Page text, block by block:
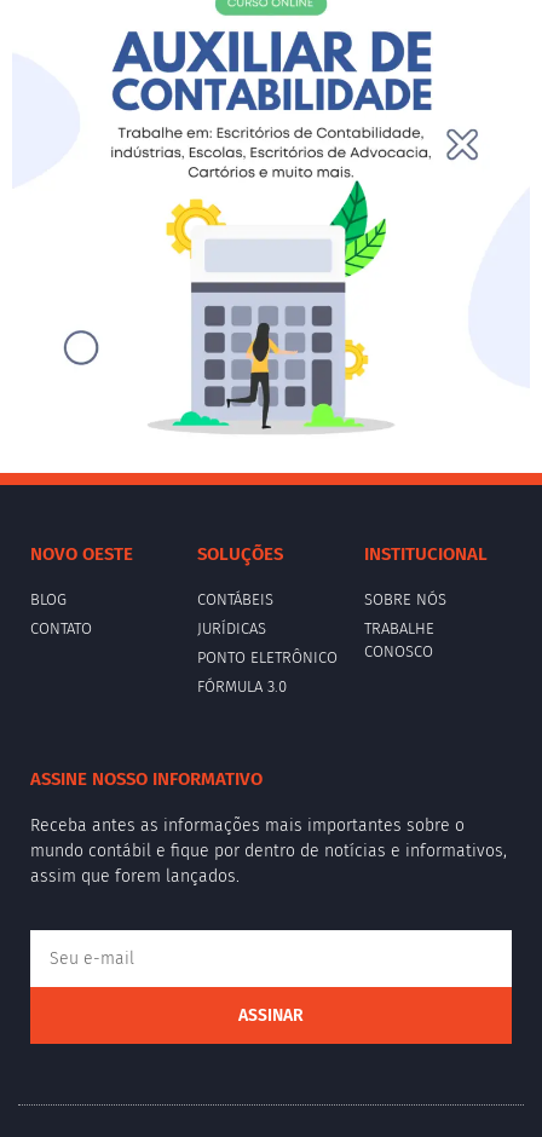
NOVO OESTE
BLOG
CONTATO
SOLUÇÕES
CONTÁBEIS
JURÍDICAS
PONTO ELETRÔNICO
FÓRMULA 3.0
INSTITUCIONAL
SOBRE NÓS
TRABALHE
CONOSCO
ASSINE NOSSO INFORMATIVO
Receba antes as informações mais importantes sobre o
mundo contábil e fique por dentro de notícias e informativos,
assim que forem lançados.
ASSINAR